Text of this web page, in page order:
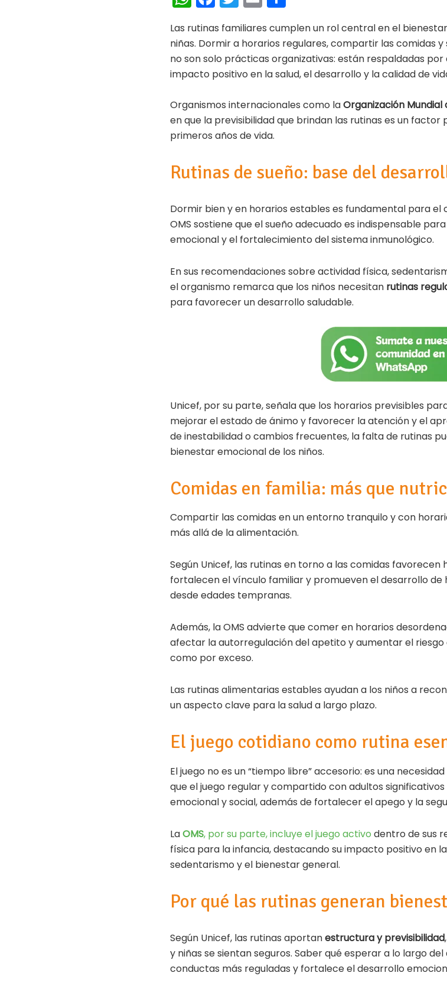
at
s
A
p
b
oo
k
tt
er
ai
l
m
p
ar
r
Las rutinas familiares cumplen un rol central en el
niñas. Dormir a horarios regulares, compartir las comidas
no son solo prácticas organizativas: están respaldadas
impacto positivo en la salud, el desarrollo y la calidad de
Organismos internacionales como laOrganización Mundial
en que la previsibilidad que brindan las rutinas es un
primeros años de vida.
Rutinas de sueño: base del
Dormir bien y en horarios estables es fundamental para
OMS sostiene que el sueño adecuado es indispensable
emocional y el fortalecimiento del sistema inmunológico.
En sus recomendaciones sobre actividad física,
el organismo remarca que los niños necesitan rutinas
para favorecer un desarrollo saludable.
Unicef, por su parte, señala que los horarios previsibles
mejorar el estado de ánimo y favorecer la atención y el
de inestabilidad o cambios frecuentes, la falta de rutinas
bienestar emocional de los niños.
Comidas en familia: más que
Compartir las comidas en un entorno tranquilo y con
más allá de la alimentación.
Según Unicef, las rutinas en torno a las comidas
fortalecen el vínculo familiar y promueven el desarrollo de
desde edades tempranas.
Además, la OMS advierte que comer en horarios
afectar la autorregulación del apetito y aumentar el
como por exceso.
Las rutinas alimentarias estables ayudan a los niños a
un aspecto clave para la salud a largo plazo.
El juego cotidiano como rutina
El juego no es un “tiempo libre” accesorio: es una
que el juego regular y compartido con adultos
emocional y social, además de fortalecer el apego y la
LaOMS, por su parte, incluye el juego activo dentro de sus
física para la infancia, destacando su impacto positivo en
sedentarismo y el bienestar general.
Por qué las rutinas generan
Según Unicef, las rutinas aportanestructura y previsibilidad
y niñas se sientan seguros. Saber qué esperar a lo largo
conductas más reguladas y fortalece el desarrollo